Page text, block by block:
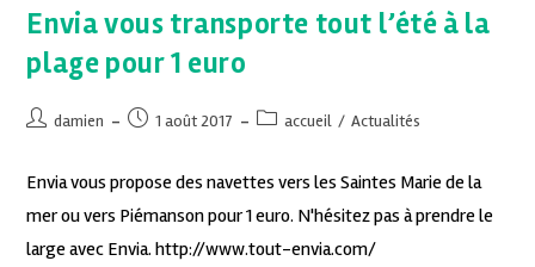
Envia vous transporte tout l’été à la
plage pour 1 euro
damien 1 août 2017 accueil / Actualités
Envia vous propose des navettes vers les Saintes Marie de la
mer ou vers Piémanson pour 1 euro. N'hésitez pas à prendre le
large avec Envia. http://www.tout-envia.com/